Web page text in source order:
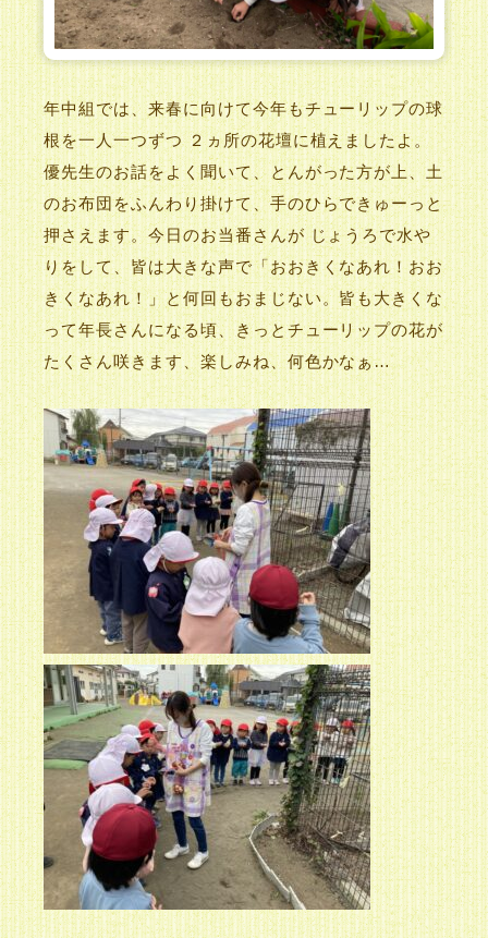
年中組では、来春に向けて今年もチューリップの球
根を一人一つずつ ２ヵ所の花壇に植えましたよ。
優先生のお話をよく聞いて、とんがった方が上、土
のお布団をふんわり掛けて、手のひらできゅーっと
押さえます。今日のお当番さんが じょうろで水や
りをして、皆は大きな声で「おおきくなあれ！おお
きくなあれ！」と何回もおまじない。皆も大きくな
って年長さんになる頃、きっとチューリップの花が
たくさん咲きます、楽しみね、何色かなぁ…